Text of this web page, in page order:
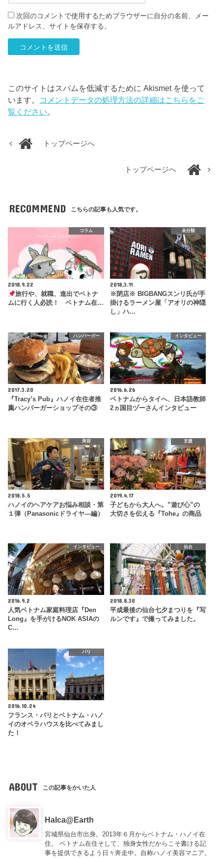
次回のコメントで使用するためブラウザーに自分の名前、メー
ルアドレス、サイトを保存する。
このサイトはスパムを低減するために Akismet を使って
います。 コメントデータの処理方法の詳細はこちらをご
覧ください。
トップページへ
トップページへ
RECOMMEND こちらの記事も人気です。
コラム
2018.9.22
旅行や、就職、進出でベトナ
ムに行く人必読！ ベトナム在…
未分類
2018.3.11
※閉店※ BIGBANGスンリ氏が手
掛けるラーメン屋「アオリの神隠
し」ハ…
ハンバーガー
2017.3.20
『Tracy’s Pub』ハノイ在住者推
薦ハンバーガーショップその③
インタビュー
2016.6.26
ベトナムからタイへ、日本語教師
2ヵ国目ヅーさんインタビュー
美容
2018.5.5
ハノイのヘアケアお悩み相談・第
１弾（Panasonicドライヤ―編）
支援
2019.4.17
子どもから大人へ。”遊び心”の
大切さを伝える『Tohe』の商品
インタビュー
2016.9.2
人気ベトナム家庭料理店『Den
Long』を手がけるNOK ASIAの
C…
仙台
2018.8.30
平成最後の仙台七夕まつりを『写
ルンです』で撮ってみました。
パリ
2016.10.24
フランス・パリとベトナム・ハノ
イのオペラハウスを比べてみまし
た！
ABOUT この記事をかいた人
Halca@Earth
宮城県仙台市出身。2013年６月からベトナム・ハノイ在
住。 ベトナム在住そして、独身女性だからこそ書ける記
事を提供できるよう日々奔走中。自称ハノイ美容マニア。